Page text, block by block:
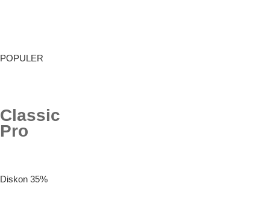
POPULER
Classic
Pro
Diskon 35%